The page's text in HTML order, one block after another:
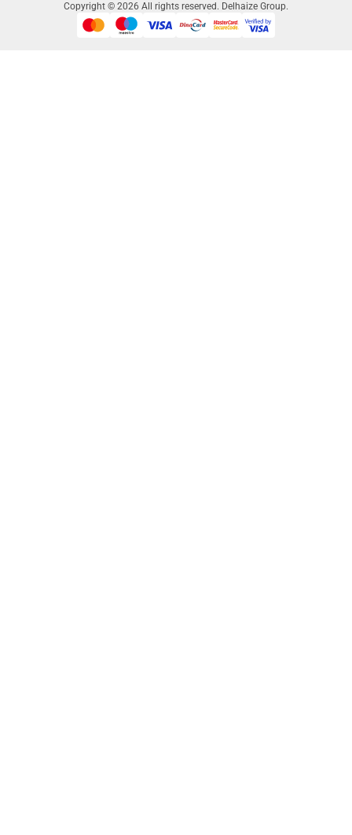
Copyright © 2026 All rights reserved. Delhaize Group.